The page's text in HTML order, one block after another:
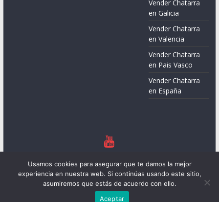
Vender Chatarra
en Galicia
Vender Chatarra
en Valencia
Vender Chatarra
en Pais Vasco
Vender Chatarra
en España
derechos reservados.
Tema:ColorMagpor ThemeGrill. Funciona conWordPress
Usamos cookies para asegurar que te damos la mejor
experiencia en nuestra web. Si continúas usando este sitio,
asumiremos que estás de acuerdo con ello.
Aceptar